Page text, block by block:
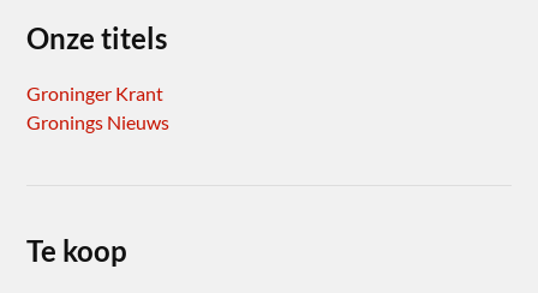
Onze titels
Groninger Krant
Gronings Nieuws
Te koop